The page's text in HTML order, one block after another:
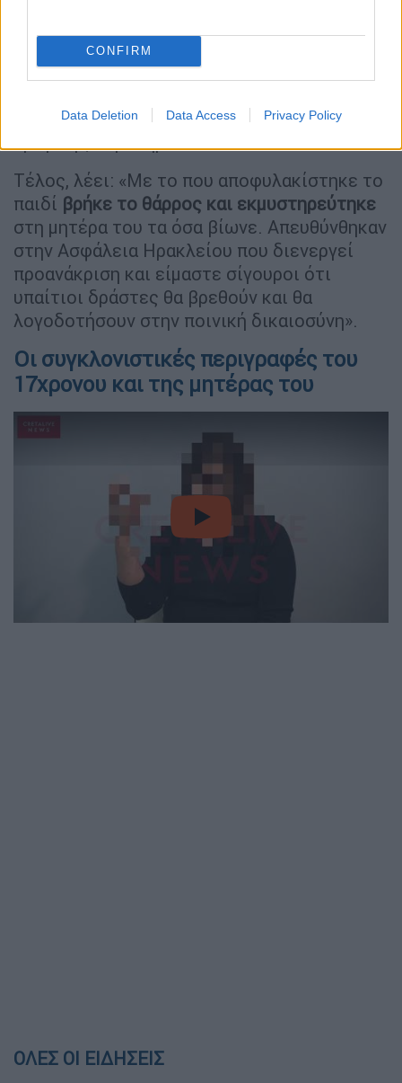
CONFIRM
Data Deletion Data Access Privacy Policy
«Δυστυχώς, αν και έχουν γίνει πολλά βήματα
προς την κατεύθυνση της εναλλακτικής
κατάστασηπαραμένειδύσκοληέως και
Τέλος, λέει: «Με το που αποφυλακίστηκε το
παιδί βρήκε το θάρρος και εκμυστηρεύτηκε
στη μητέρα του τα όσα βίωνε. Απευθύνθηκαν
στην Ασφάλεια Ηρακλείου που διενεργεί
προανάκριση και είμαστε σίγουροι ότι
υπαίτιοι δράστες θα βρεθούν και θα
λογοδοτήσουν στην ποινική δικαιοσύνη».
Οι συγκλονιστικές περιγραφές του
17χρονου και της μητέρας του
video
ΟΛΕΣ ΟΙ ΕΙΔΗΣΕΙΣ